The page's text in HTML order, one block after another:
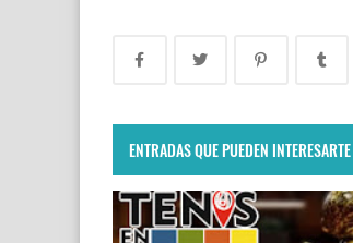
ENTRADAS QUE PUEDEN INTERESARTE